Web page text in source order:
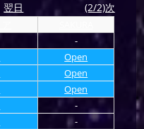
翌日 (2/2)次
-
Open
Open
Open
-
-